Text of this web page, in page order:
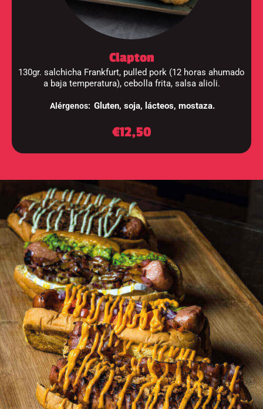
Clapton
130gr. salchicha Frankfurt, pulled pork (12 horas ahumado
a baja temperatura), cebolla frita, salsa alioli.
Alérgenos: Gluten, soja, lácteos, mostaza.
€12,50